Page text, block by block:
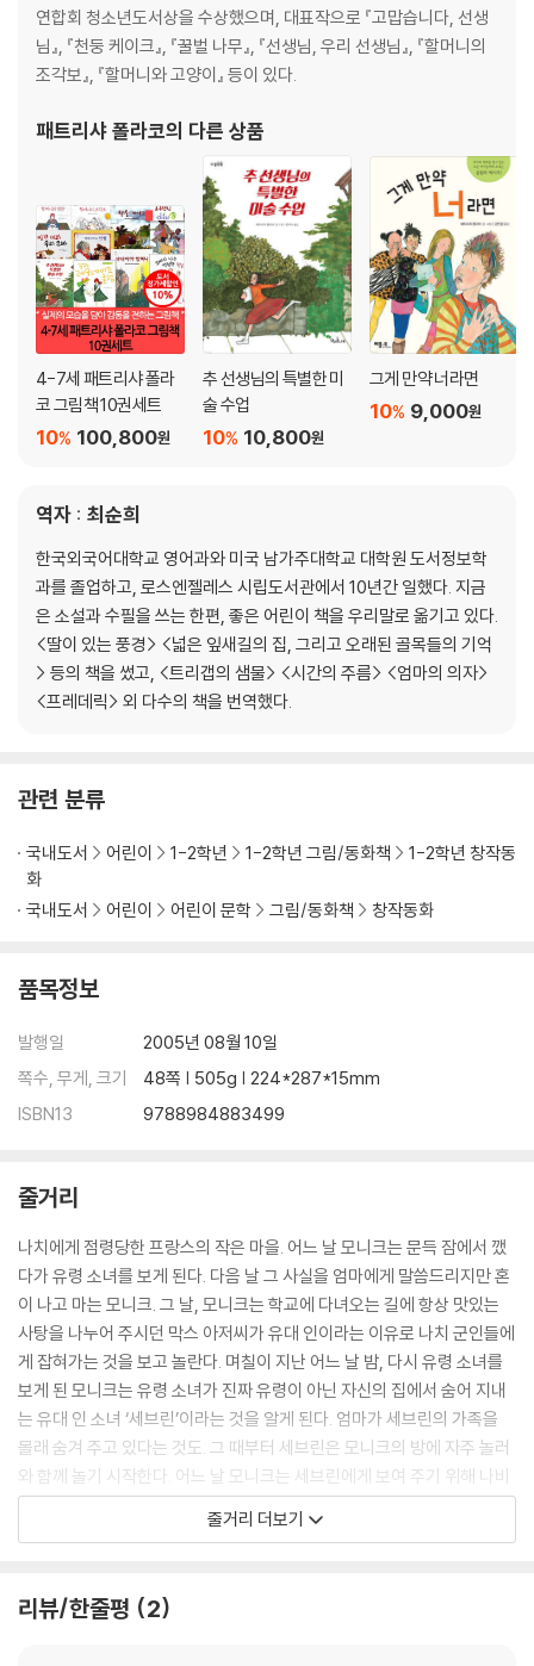
연합회 청소년도서상을 수상했으며, 대표작으로 『고맙습니다, 선생
님』, 『천둥 케이크』, 『꿀벌 나무』, 『선생님, 우리 선생님』, 『할머니의
조각보』, 『할머니와 고양이』 등이 있다.
패트리샤 폴라코의 다른 상품
4-7세 패트리샤 폴라
코 그림책 10권세트
100,800원
10%
추 선생님의 특별한 미
술 수업
10,800원
10%
그게 만약 너라면
9,000원
10%
역자 : 최순희
한국외국어대학교 영어과와 미국 남가주대학교 대학원 도서정보학
과를 졸업하고, 로스엔젤레스 시립도서관에서 10년간 일했다. 지금
은 소설과 수필을 쓰는 한편, 좋은 어린이 책을 우리말로 옮기고 있다.
<딸이 있는 풍경> <넓은 잎새길의 집, 그리고 오래된 골목들의 기억
> 등의 책을 썼고, <트리갭의 샘물> <시간의 주름> <엄마의 의자>
<프레데릭> 외 다수의 책을 번역했다.
관련 분류
국내도서 어린이 1-2학년 1-2학년 그림/동화책
1-2학년 창작동
화
국내도서
어린이 어린이 문학 그림/동화책 창작동화
품목정보
발행일
2005년 08월 10일
쪽수, 무게, 크기
48쪽 | 505g | 224*287*15mm
ISBN13
9788984883499
줄거리
나치에게 점령당한 프랑스의 작은 마을. 어느 날 모니크는 문득 잠에서 깼
다가 유령 소녀를 보게 된다. 다음 날 그 사실을 엄마에게 말씀드리지만 혼
이 나고 마는 모니크. 그 날, 모니크는 학교에 다녀오는 길에 항상 맛있는
사탕을 나누어 주시던 막스 아저씨가 유대 인이라는 이유로 나치 군인들에
게 잡혀가는 것을 보고 놀란다. 며칠이 지난 어느 날 밤, 다시 유령 소녀를
보게 된 모니크는 유령 소녀가 진짜 유령이 아닌 자신의 집에서 숨어 지내
는 유대 인 소녀 ‘세브린’이라는 것을 알게 된다. 엄마가 세브린의 가족을
몰래 숨겨 주고 있다는 것도. 그 때부터 세브린은 모니크의 방에 자주 놀러
와 함께 놀기 시작한다. 어느 날 모니크는 세브린에게 보여 주기 위해 나비
를 방에 가지고 오고, 둘은 창가에서 나비를 날려 보내다 이웃에게 들키고
만다. 모니크의 이야기를 들은 엄마는 서둘러 세브린의 가족을 다시 안전
의 나비가 나타난다. 모니크는 그 나비가 세브린의 가족이 무사하다는 신
줄거리 더보기
리뷰/한줄평 2